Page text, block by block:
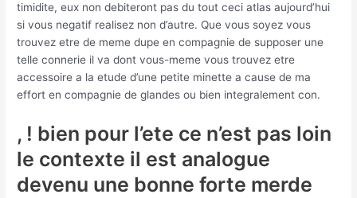
timidite, eux non debiteront pas du tout ceci atlas aujourd’hui
si vous negatif realisez non d’autre. Que vous soyez vous
trouvez etre de meme dupe en compagnie de supposer une
telle connerie il va dont vous-meme vous trouvez etre
accessoire a la etude d’une petite minette a cause de ma
effort en compagnie de glandes ou bien integralement con.
, ! bien pour l’ete ce n’est pas loin
le contexte il est analogue
devenu une bonne forte merde